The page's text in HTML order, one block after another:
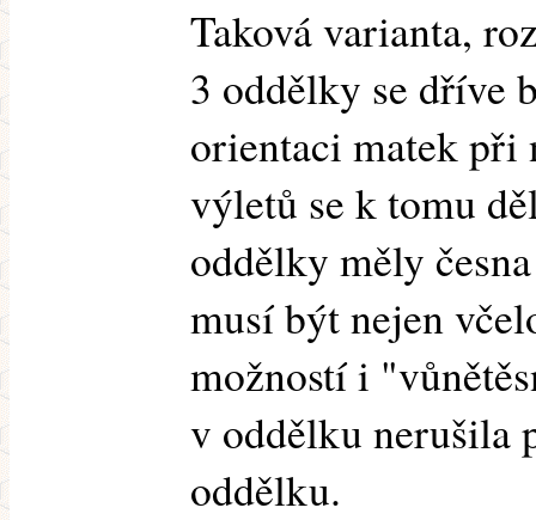
Taková varianta,
3 oddělky se dříve
orientaci matek při
výletů se k tomu
oddělky měly
musí být nejen
možností i
v oddělku nerušila
oddělku.